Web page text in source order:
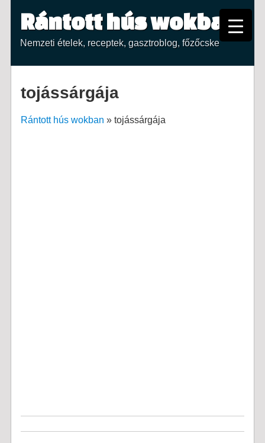
Rántott hús wokban
Nemzeti ételek, receptek, gasztroblog, főzőcske
tojássárgája
Rántott hús wokban » tojássárgája